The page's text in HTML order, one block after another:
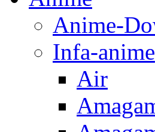
Anime-
Infa-anime
Air